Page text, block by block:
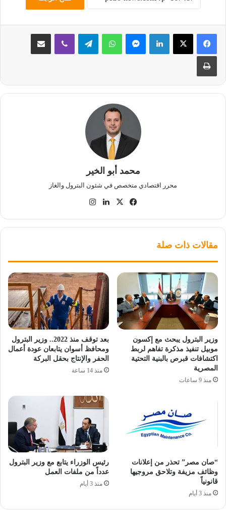
لينكدإن ماسنجر واتساب تيلقرام ڤايبر مشاركة عبر البريد
طباعة
محمد أبو الخير
محرر اقتصادي متخصص في شئون البترول والغاز
فيسبوك
‫X لينكدإن
مقالات ذات صلة
وزير البترول يبحث مع إكسون
موبيل تنفيذ مذكرة تفاهم لربط
اكتشافات قبرص بالبنية التحتية
المصرية
منذ 9 ساعات
بعد توقف منذ 2022.. وزير البترول
ومحافظ أسوان يتابعان عودة أعمال
الحفر والإنتاج بحقل البركة
منذ 14 ساعة
“صان مصر” تحذر من إعلانات
وظائف مزيفة وتلاحق مروجيها
قانونياً
منذ 3 أيام
رئيس الوزراء يتابع مع وزير البترول
عدداً من ملفات العمل
منذ 3 أيام